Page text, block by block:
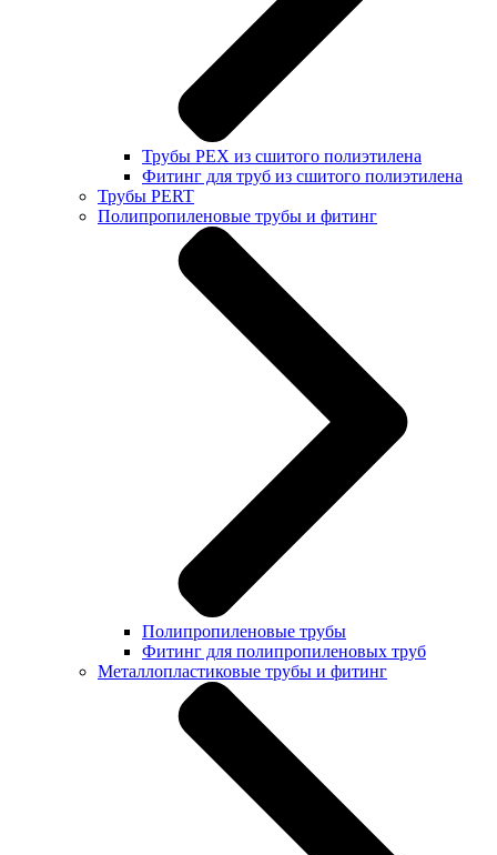
Трубы PEX из сшитого полиэтилена
Фитинг для труб из сшитого полиэтилена
Трубы PERT
Полипропиленовые трубы и фитинг
Полипропиленовые трубы
Фитинг для полипропиленовых труб
Металлопластиковые трубы и фитинг